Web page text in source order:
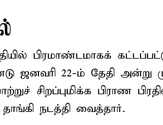
பிரமாண்டமாகக்
ஜனவரி 22-ம் தேதி அன்று
சிறப்புமிக்க பிராண
நடத்தி வைத்தார்.